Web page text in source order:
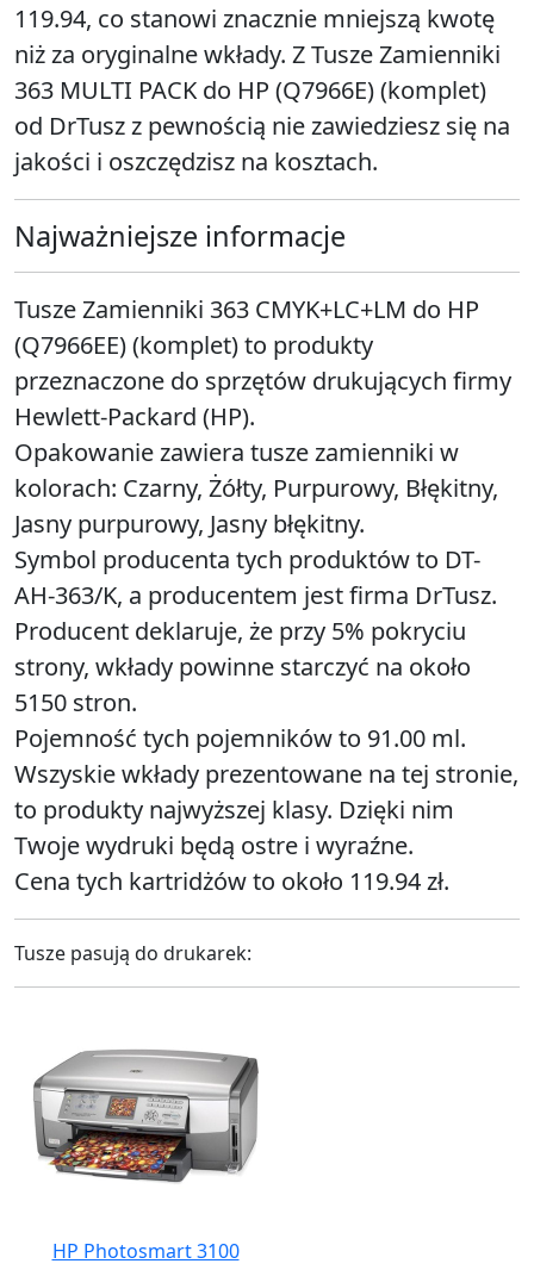
119.94, co stanowi znacznie mniejszą kwotę
niż za oryginalne wkłady. Z Tusze Zamienniki
363 MULTI PACK do HP (Q7966E) (komplet)
od DrTusz z pewnością nie zawiedziesz się na
jakości i oszczędzisz na kosztach.
Najważniejsze informacje
Tusze Zamienniki 363 CMYK+LC+LM do HP
(Q7966EE) (komplet) to produkty
przeznaczone do sprzętów drukujących firmy
Hewlett-Packard (HP).
Opakowanie zawiera tusze zamienniki w
kolorach: Czarny, Żółty, Purpurowy, Błękitny,
Jasny purpurowy, Jasny błękitny.
Symbol producenta tych produktów to DT-
AH-363/K, a producentem jest firma DrTusz.
Producent deklaruje, że przy 5% pokryciu
strony, wkłady powinne starczyć na około
5150 stron.
Pojemność tych pojemników to 91.00 ml.
Wszyskie wkłady prezentowane na tej stronie,
to produkty najwyższej klasy. Dzięki nim
Twoje wydruki będą ostre i wyraźne.
Cena tych kartridżów to około 119.94 zł.
Tusze pasują do drukarek:
HP Photosmart 3100